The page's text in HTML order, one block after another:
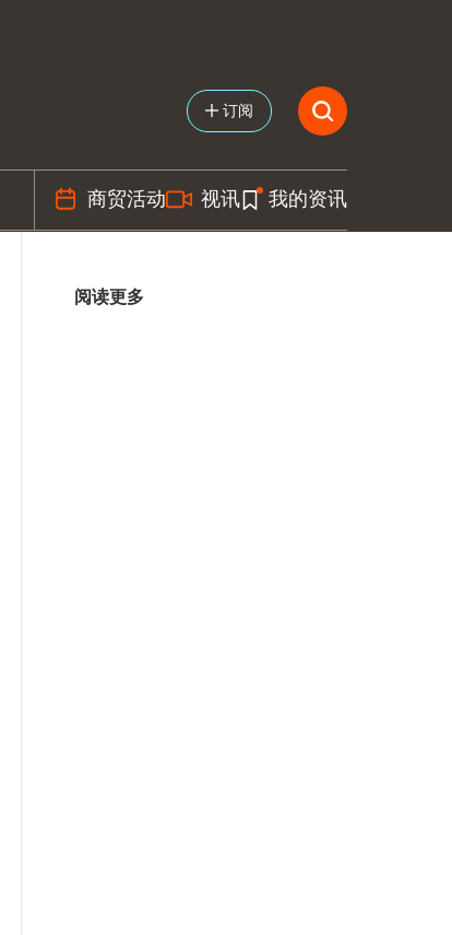
订阅
商贸活动 视讯 我的资讯
阅读更多